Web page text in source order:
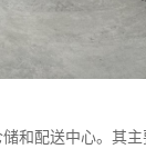
和配送中心。其主